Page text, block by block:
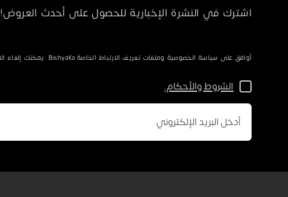
اشترك في النشرة الإخبارية للحصول على أحدث العروض!
أوافق على سياسة الخصوصية وملفات تعريف الارتباط الخاصة Bishyaka. يمكنك إلغاء الاشتراك في أي وقت.
الشروط والأحكام.